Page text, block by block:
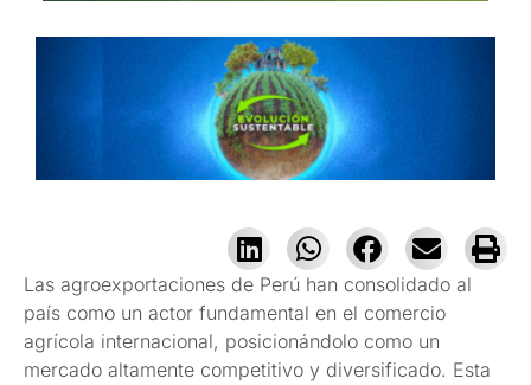
Las agroexportaciones de Perú han consolidado al
país como un actor fundamental en el comercio
agrícola internacional, posicionándolo como un
mercado altamente competitivo y diversificado. Esta